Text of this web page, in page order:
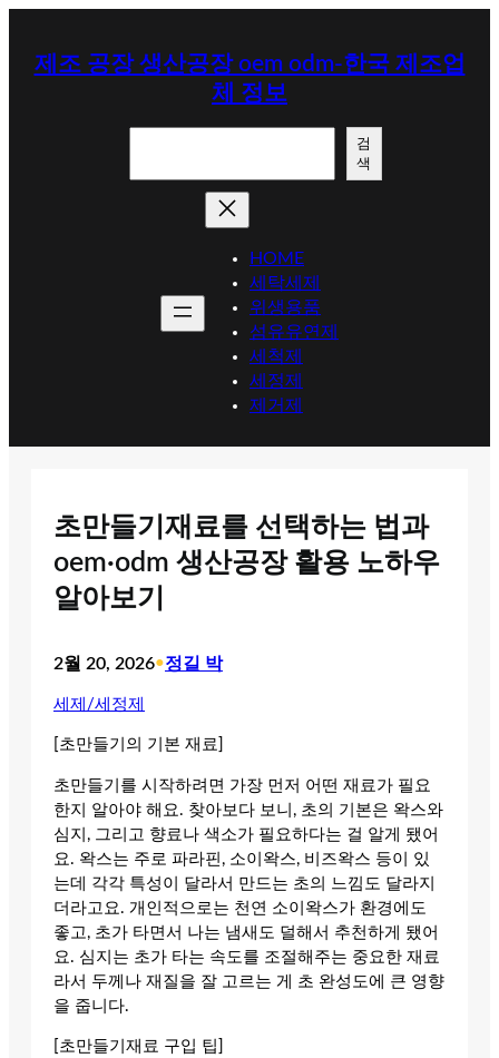
제조 공장 생산공장 oem odm-한국 제조업
체 정보
검
색
HOME
세탁세제
위생용품
섬유유연제
세척제
세정제
제거제
초만들기재료를 선택하는 법과
oem·odm 생산공장 활용 노하우
알아보기
2월 20, 2026•정길 박
세제/세정제
[초만들기의 기본 재료]
초만들기를 시작하려면 가장 먼저 어떤 재료가 필요
한지 알아야 해요. 찾아보다 보니, 초의 기본은 왁스와
심지, 그리고 향료나 색소가 필요하다는 걸 알게 됐어
요. 왁스는 주로 파라핀, 소이왁스, 비즈왁스 등이 있
는데 각각 특성이 달라서 만드는 초의 느낌도 달라지
더라고요. 개인적으로는 천연 소이왁스가 환경에도
좋고, 초가 타면서 나는 냄새도 덜해서 추천하게 됐어
요. 심지는 초가 타는 속도를 조절해주는 중요한 재료
라서 두께나 재질을 잘 고르는 게 초 완성도에 큰 영향
을 줍니다.
[초만들기재료 구입 팁]